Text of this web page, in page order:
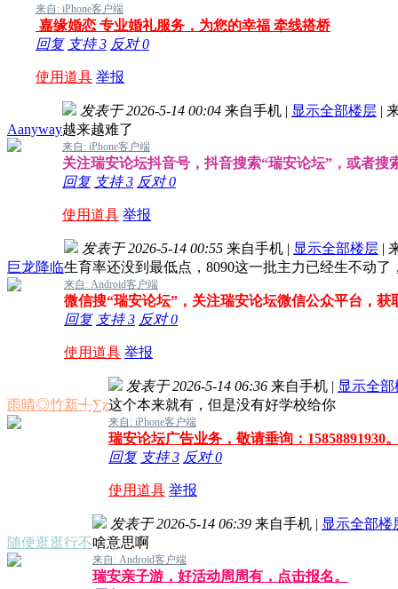
来自: iPhone客户端
嘉缘婚恋 专业婚礼服务，为您的幸福 牵线搭桥
回复 支持3 反对0
使用道具 举报
Aanyway
发表于 2026-5-14 00:04 来自手机 | 显示全部楼层 |
越来越难了
来自: iPhone客户端
关注瑞安论坛抖音号，抖音搜索“瑞安论坛”，或者搜
回复 支持3 反对0
使用道具 举报
巨龙降临
发表于 2026-5-14 00:55 来自手机 | 显示全部楼层 |
生育率还没到最低点，8090这一批主力已经生不动了
来自: Android客户端
微信搜“瑞安论坛”，关注瑞安论坛微信公众平台，获
回复 支持3 反对0
使用道具 举报
雨晴◎竹新╃∑z
发表于 2026-5-14 06:36 来自手机 | 显示全部
这个本来就有，但是没有好学校给你
来自: iPhone客户端
瑞安论坛广告业务，敬请垂询：15858891930
回复 支持3 反对0
使用道具 举报
随便逛逛行不
发表于 2026-5-14 06:39 来自手机 | 显示全部楼
啥意思啊
来自: Android客户端
瑞安亲子游，好活动周周有，点击报名。